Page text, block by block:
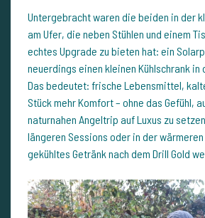
Untergebracht waren die beiden in der
am Ufer, die neben Stühlen und einem
echtes Upgrade zu bieten hat: ein
neuerdings einen kleinen Kühlschrank in
Das bedeutet: frische Lebensmittel,
Stück mehr Komfort – ohne das Gefühl,
naturnahen Angeltrip auf Luxus zu
längeren Sessions oder in der
gekühltes Getränk nach dem Drill Gold